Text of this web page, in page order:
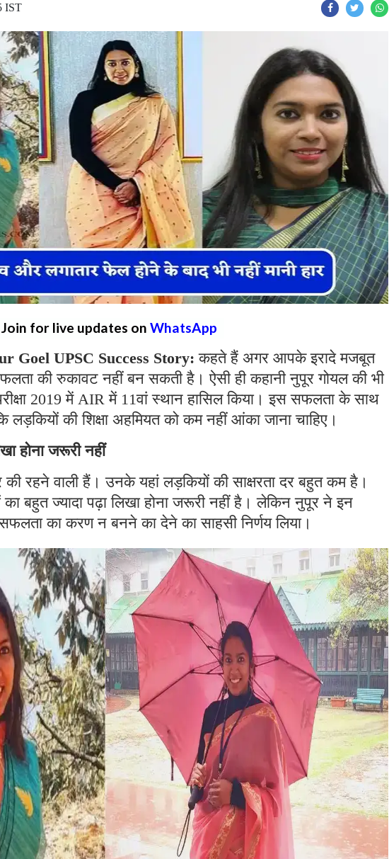
IST
Join for live updates on WhatsApp
Goel UPSC Success Story:कहते हैं अगर आपके इरादे मजबूत
की रुकावट नहीं बन सकती है। ऐसी ही कहानी नुपूर गोयल की भी
2019 में AIR में 11वां स्थान हासिल किया। इस सफलता के साथ
लड़कियों की शिक्षा अहमियत को कम नहीं आंका जाना चाहिए।
होना जरूरी नहीं
की रहने वाली हैं। उनके यहां लड़कियों की साक्षरता दर बहुत कम है।
बहुत ज्यादा पढ़ा लिखा होना जरूरी नहीं है। लेकिन नुपूर ने इन
का करण न बनने का देने का साहसी निर्णय लिया।